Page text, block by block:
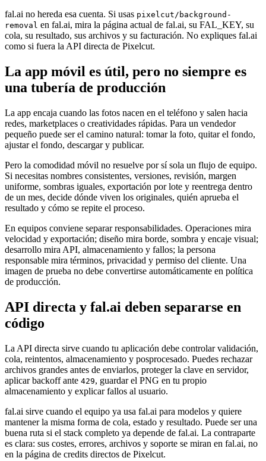
fal.ai no hereda esa cuenta. Si usas pixelcut/background-
removal en fal.ai, mira la página actual de fal.ai, su FAL_KEY, su
cola, su resultado, sus archivos y su facturación. No expliques fal.ai
como si fuera la API directa de Pixelcut.
La app móvil es útil, pero no siempre es
una tubería de producción
La app encaja cuando las fotos nacen en el teléfono y salen hacia
redes, marketplaces o creatividades rápidas. Para un vendedor
pequeño puede ser el camino natural: tomar la foto, quitar el fondo,
ajustar el fondo, descargar y publicar.
Pero la comodidad móvil no resuelve por sí sola un flujo de equipo.
Si necesitas nombres consistentes, versiones, revisión, margen
uniforme, sombras iguales, exportación por lote y reentrega dentro
de un mes, decide dónde viven los originales, quién aprueba el
resultado y cómo se repite el proceso.
En equipos conviene separar responsabilidades. Operaciones mira
velocidad y exportación; diseño mira borde, sombra y encaje visual;
desarrollo mira API, almacenamiento y fallos; la persona
responsable mira términos, privacidad y permiso del cliente. Una
imagen de prueba no debe convertirse automáticamente en política
de producción.
API directa y fal.ai deben separarse en
código
La API directa sirve cuando tu aplicación debe controlar validación,
cola, reintentos, almacenamiento y posprocesado. Puedes rechazar
archivos grandes antes de enviarlos, proteger la clave en servidor,
aplicar backoff ante 429, guardar el PNG en tu propio
almacenamiento y explicar fallos al usuario.
fal.ai sirve cuando el equipo ya usa fal.ai para modelos y quiere
mantener la misma forma de cola, estado y resultado. Puede ser una
buena ruta si el stack completo ya depende de fal.ai. La contraparte
es clara: sus costes, errores, archivos y soporte se miran en fal.ai, no
en la página de credits directos de Pixelcut.